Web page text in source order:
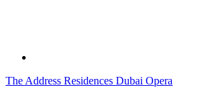
The Address Residences Dubai Opera